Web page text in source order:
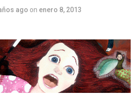
ago on enero 8, 2013